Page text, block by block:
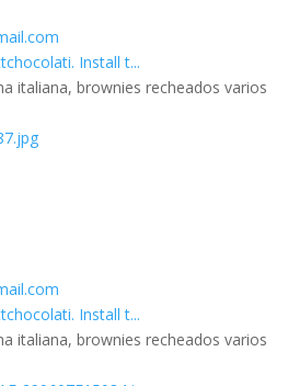
Install t...
italiana, brownies recheados varios
Install t...
italiana, brownies recheados varios